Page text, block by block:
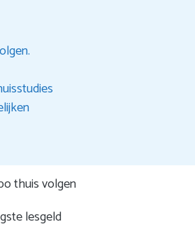
thuis volgen
lesgeld